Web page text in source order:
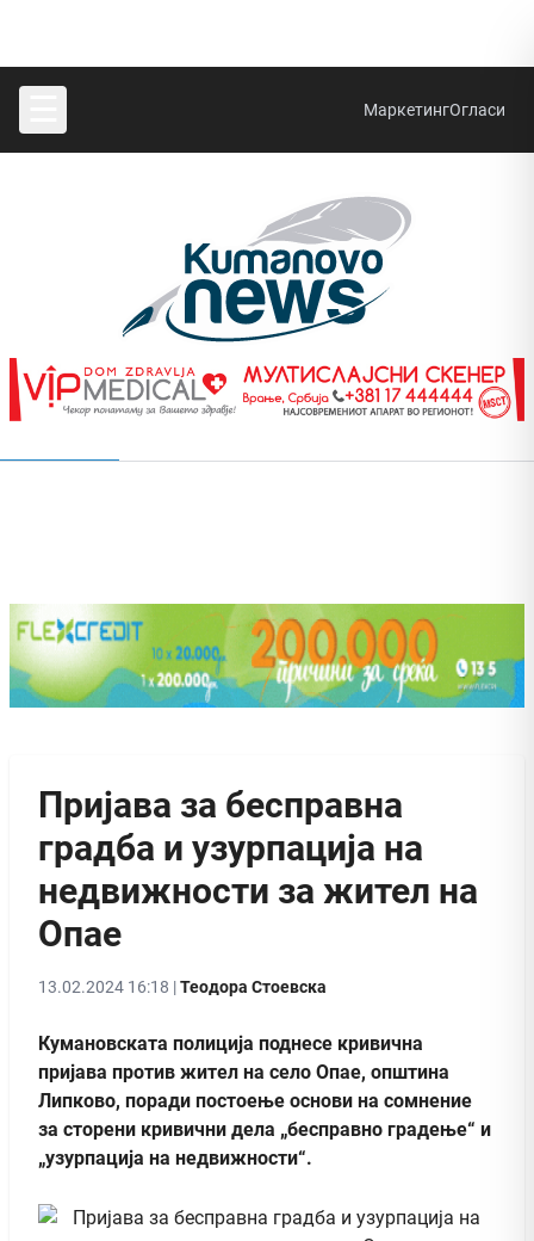
МаркетингОгласи
Пријава за бесправна
градба и узурпација на
недвижности за жител на
Опае
13.02.2024 16:18 |Теодора Стоевска
Кумановската полиција поднесе кривична
пријава против жител на село Опае, општина
Липково, поради постоење основи на сомнение
за сторени кривични дела „бесправно градење“ и
„узурпација на недвижности“.